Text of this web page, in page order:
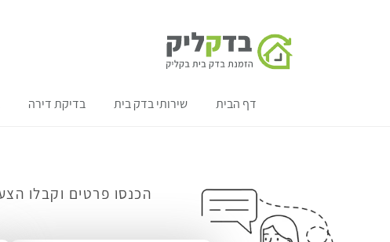
דף הבית שירותי בדק בית בדיקת דירה
הכנסו פרטים וקבלו